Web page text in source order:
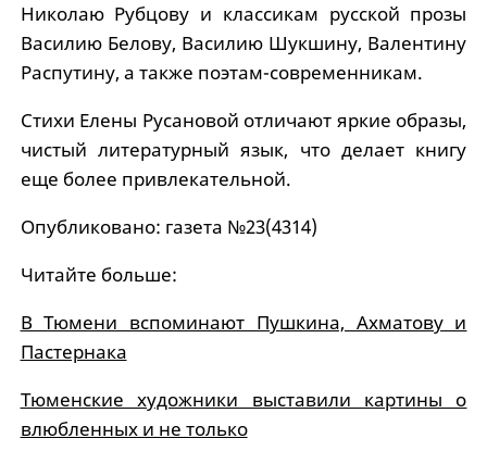
Николаю Рубцову и классикам русской прозы
Василию Белову, Василию Шукшину, Валентину
Распутину, а также поэтам-современникам.
Стихи Елены Русановой отличают яркие образы,
чистый литературный язык, что делает книгу
еще более привлекательной.
Опубликовано: газета №23(4314)
Читайте больше:
В Тюмени вспоминают Пушкина, Ахматову и
Пастернака
Тюменские художники выставили картины о
влюбленных и не только